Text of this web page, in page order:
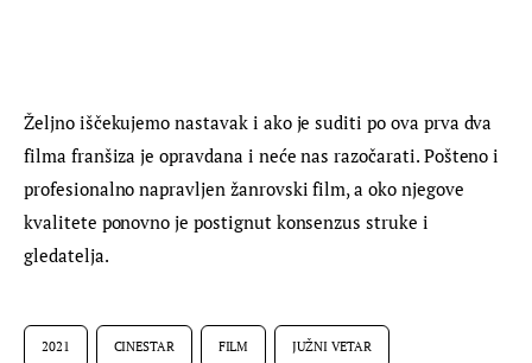
Željno iščekujemo nastavak i ako je suditi po ova prva dva
filma franšiza je opravdana i neće nas razočarati. Pošteno i
profesionalno napravljen žanrovski film, a oko njegove
kvalitete ponovno je postignut konsenzus struke i
gledatelja.
2021 CINESTAR FILM JUŽNI VETAR